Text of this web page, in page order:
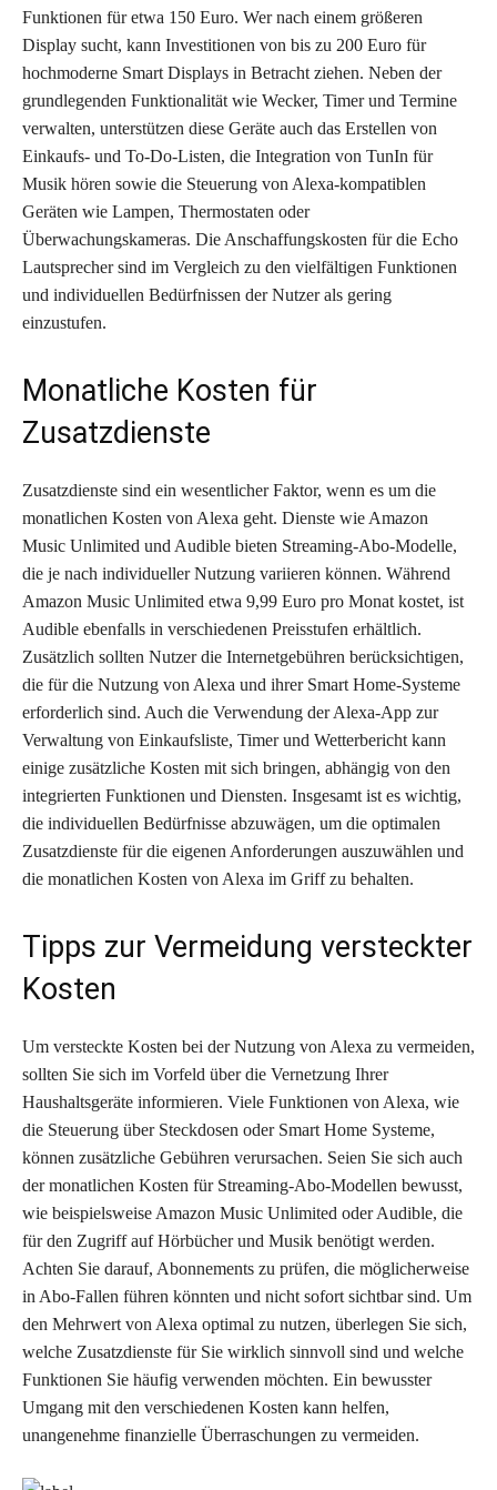
Funktionen für etwa 150 Euro. Wer nach einem größeren
Display sucht, kann Investitionen von bis zu 200 Euro für
hochmoderne Smart Displays in Betracht ziehen. Neben der
grundlegenden Funktionalität wie Wecker, Timer und Termine
verwalten, unterstützen diese Geräte auch das Erstellen von
Einkaufs- und To-Do-Listen, die Integration von TunIn für
Musik hören sowie die Steuerung von Alexa-kompatiblen
Geräten wie Lampen, Thermostaten oder
Überwachungskameras. Die Anschaffungskosten für die Echo
Lautsprecher sind im Vergleich zu den vielfältigen Funktionen
und individuellen Bedürfnissen der Nutzer als gering
einzustufen.
Monatliche Kosten für
Zusatzdienste
Zusatzdienste sind ein wesentlicher Faktor, wenn es um die
monatlichen Kosten von Alexa geht. Dienste wie Amazon
Music Unlimited und Audible bieten Streaming-Abo-Modelle,
die je nach individueller Nutzung variieren können. Während
Amazon Music Unlimited etwa 9,99 Euro pro Monat kostet, ist
Audible ebenfalls in verschiedenen Preisstufen erhältlich.
Zusätzlich sollten Nutzer die Internetgebühren berücksichtigen,
die für die Nutzung von Alexa und ihrer Smart Home-Systeme
erforderlich sind. Auch die Verwendung der Alexa-App zur
Verwaltung von Einkaufsliste, Timer und Wetterbericht kann
einige zusätzliche Kosten mit sich bringen, abhängig von den
integrierten Funktionen und Diensten. Insgesamt ist es wichtig,
die individuellen Bedürfnisse abzuwägen, um die optimalen
Zusatzdienste für die eigenen Anforderungen auszuwählen und
die monatlichen Kosten von Alexa im Griff zu behalten.
Tipps zur Vermeidung versteckter
Kosten
Um versteckte Kosten bei der Nutzung von Alexa zu vermeiden,
sollten Sie sich im Vorfeld über die Vernetzung Ihrer
Haushaltsgeräte informieren. Viele Funktionen von Alexa, wie
die Steuerung über Steckdosen oder Smart Home Systeme,
können zusätzliche Gebühren verursachen. Seien Sie sich auch
der monatlichen Kosten für Streaming-Abo-Modellen bewusst,
wie beispielsweise Amazon Music Unlimited oder Audible, die
für den Zugriff auf Hörbücher und Musik benötigt werden.
Achten Sie darauf, Abonnements zu prüfen, die möglicherweise
in Abo-Fallen führen könnten und nicht sofort sichtbar sind. Um
den Mehrwert von Alexa optimal zu nutzen, überlegen Sie sich,
welche Zusatzdienste für Sie wirklich sinnvoll sind und welche
Funktionen Sie häufig verwenden möchten. Ein bewusster
Umgang mit den verschiedenen Kosten kann helfen,
unangenehme finanzielle Überraschungen zu vermeiden.